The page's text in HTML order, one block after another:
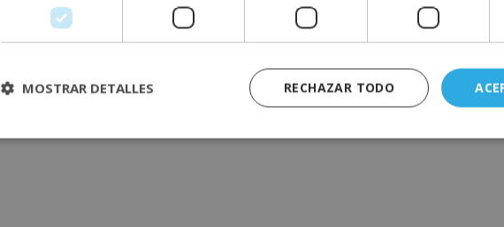
RECHAZAR TODO
MOSTRAR DETALLES